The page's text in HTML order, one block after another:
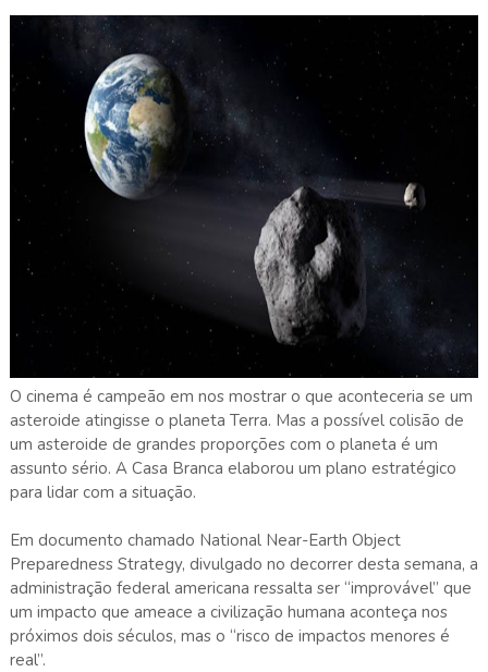
O cinema é campeão em nos mostrar o que aconteceria se um
asteroide atingisse o planeta Terra. Mas a possível colisão de
um asteroide de grandes proporções com o planeta é um
assunto sério. A Casa Branca elaborou um plano estratégico
para lidar com a situação.
Em documento chamado National Near-Earth Object
Preparedness Strategy, divulgado no decorrer desta semana, a
administração federal americana ressalta ser “improvável” que
um impacto que ameace a civilização humana aconteça nos
próximos dois séculos, mas o “risco de impactos menores é
real”.